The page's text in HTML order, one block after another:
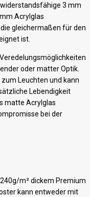
3 mm
Acrylglas
gleichermaßen für den
ist.
oder matter Optik.
Leuchten und kann
Lebendigkeit
matte Acrylglas
bei der
m² dickem Premium
kann entweder mit